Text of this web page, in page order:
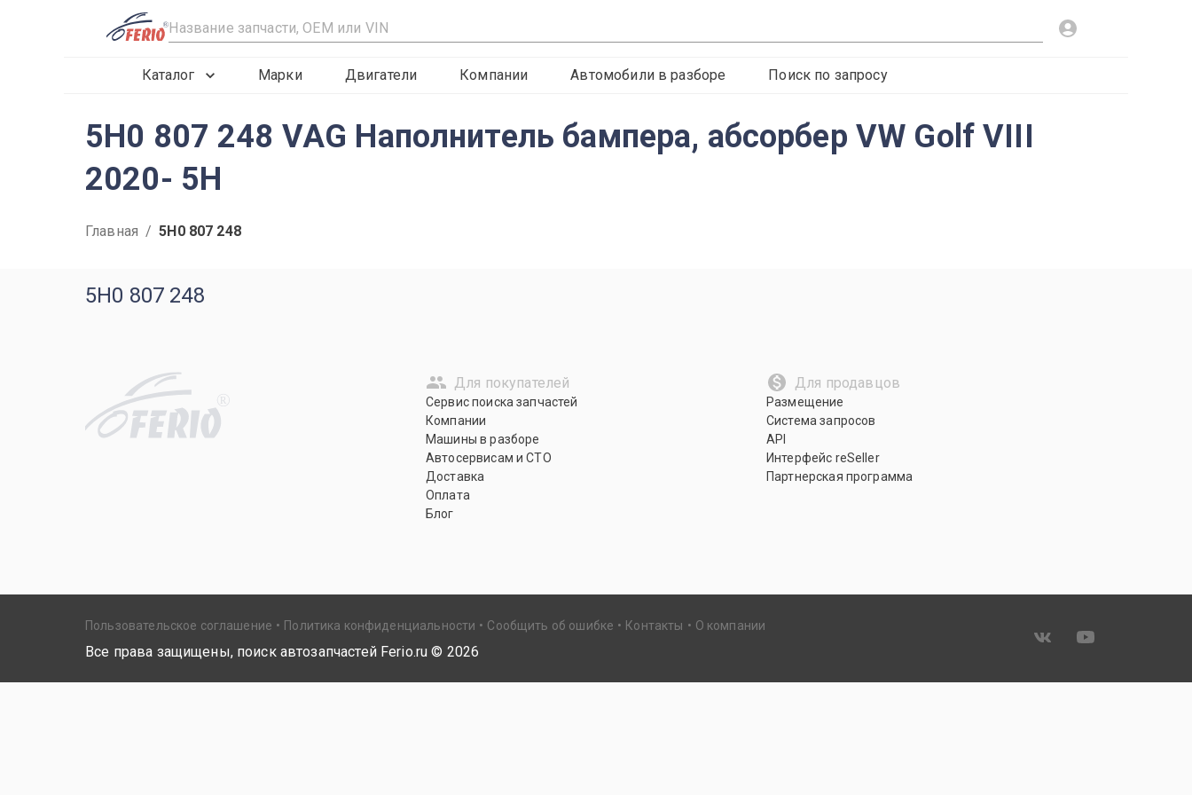
R
Каталог Марки Двигатели Компании Автомобили в разборе Поиск по запросу
5H0 807 248 VAG Наполнитель бампера, абсорбер VW Golf VIII
2020- 5H
Главная / 5H0 807 248
5H0 807 248
R
Для покупателей
Сервис поиска запчастей
Компании
Машины в разборе
Автосервисам и СТО
Доставка
Оплата
Блог
Для продавцов
Размещение
Система запросов
API
Интерфейс reSeller
Партнерская программа
Пользовательское соглашение Политика конфиденциальности Сообщить об ошибке Контакты О компании
Все права защищены, поиск автозапчастей Ferio.ru © 2026